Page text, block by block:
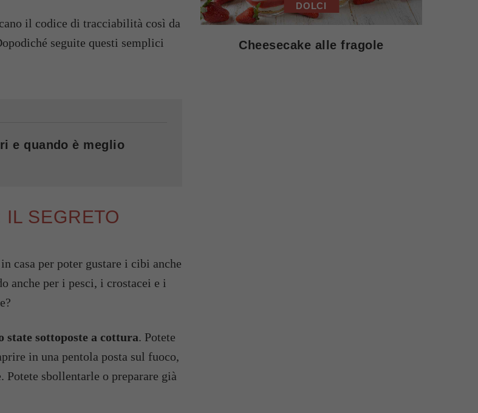
il codice di tracciabilità così da
seguite questi semplici
e quando è meglio
SEGRETO
casa per poter gustare i cibi anche
anche per i pesci, i crostacei e i
state sottoposte a cottura. Potete
in una pentola posta sul fuoco,
Potete sbollentarle o preparare già
DOLCI
Cheesecake alle fragole